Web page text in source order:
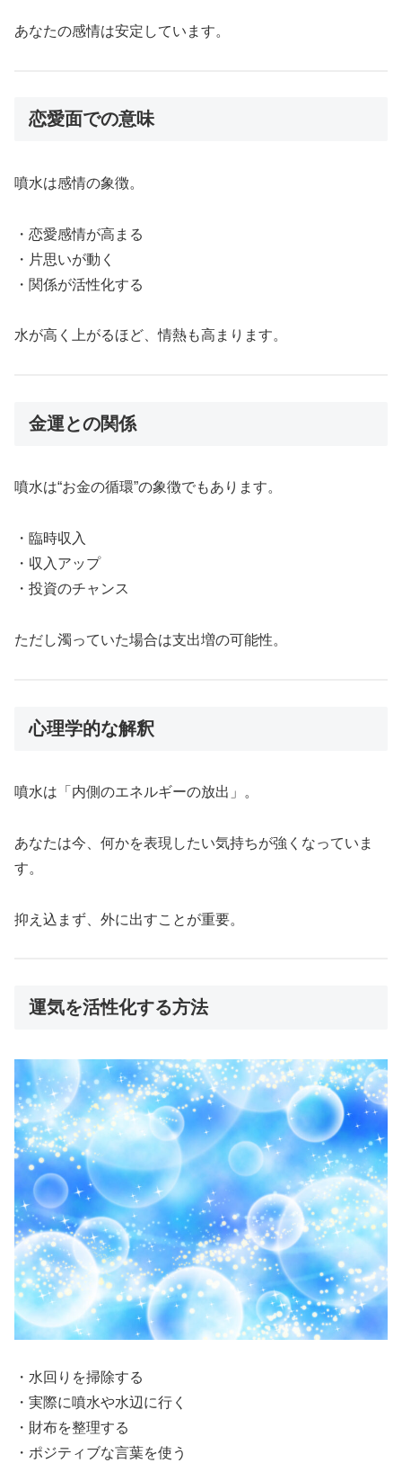
あなたの感情は安定しています。
恋愛面での意味
噴水は感情の象徴。
・恋愛感情が高まる
・片思いが動く
・関係が活性化する
水が高く上がるほど、情熱も高まります。
金運との関係
噴水は“お金の循環”の象徴でもあります。
・臨時収入
・収入アップ
・投資のチャンス
ただし濁っていた場合は支出増の可能性。
心理学的な解釈
噴水は「内側のエネルギーの放出」。
あなたは今、何かを表現したい気持ちが強くなっていま
す。
抑え込まず、外に出すことが重要。
運気を活性化する方法
・水回りを掃除する
・実際に噴水や水辺に行く
・財布を整理する
・ポジティブな言葉を使う